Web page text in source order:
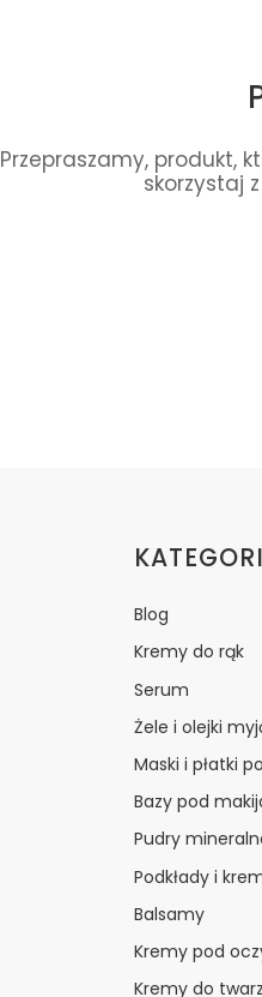
Przepraszamy, produkt,
skorzystaj
Linki w
Blog
Kremy do rąk
Serum
Żele i olejki
Maski i płatki
Bazy pod
Pudry
Podkłady i
Balsamy
Kremy pod
Kremy do